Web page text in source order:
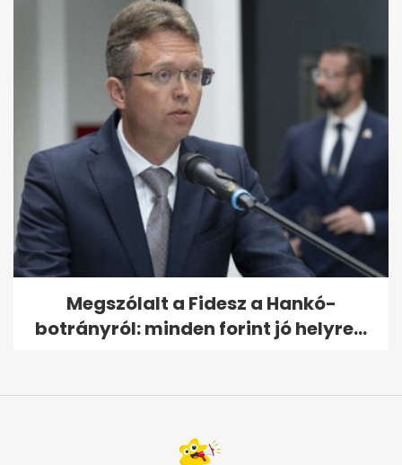
Megszólalt a Fidesz a Hankó-
botrányról: minden forint jó helyre...